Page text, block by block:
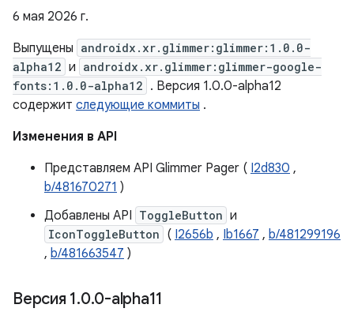
6 мая 2026 г.
Выпущены androidx.xr.glimmer:glimmer:1.0.0-
alpha12 и androidx.xr.glimmer:glimmer-google-
fonts:1.0.0-alpha12 . Версия 1.0.0-alpha12
содержит следующие коммиты .
Изменения в API
Представляем API Glimmer Pager ( I2d830 ,
b/481670271 )
Добавлены API ToggleButton и
IconToggleButton ( I2656b , Ib1667 , b/481299196
, b/481663547 )
Версия 1.0.0-alpha11